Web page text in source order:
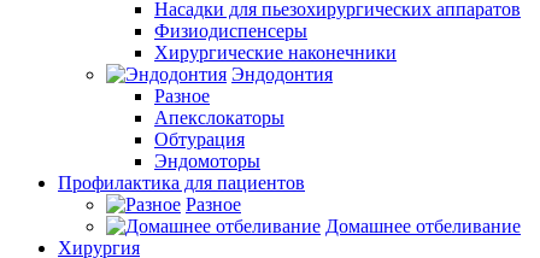
Насадки для пьезохирургических аппаратов
Физиодиспенсеры
Хирургические наконечники
Эндодонтия
Разное
Апекслокаторы
Обтурация
Эндомоторы
Профилактика для пациентов
Разное
Домашнее отбеливание
Хирургия